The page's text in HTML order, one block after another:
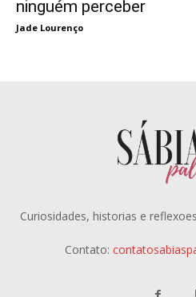
ninguém perceber
Jade Lourenço
Curiosidades, historias e
Contato: